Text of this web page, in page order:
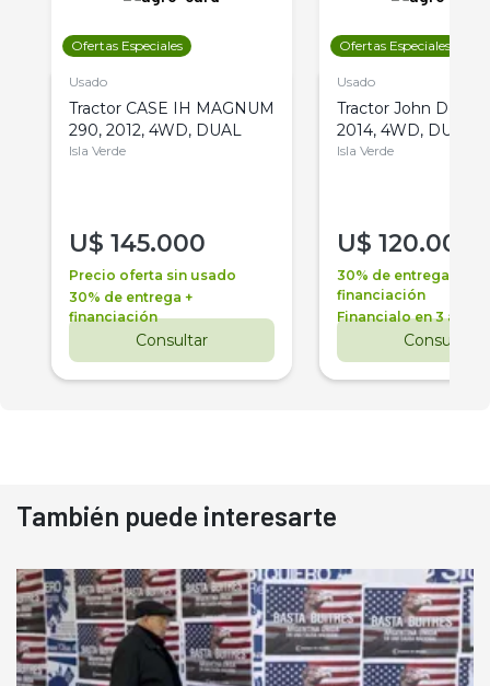
Ofertas Especiales
Usado
Tractor CASE IH MAGNUM
290, 2012, 4WD, DUAL
Isla Verde
U$ 145.000
Precio oferta sin usado
30% de entrega +
financiación
Consultar
Ofertas Especiales
Usado
Tractor John Deere
2014, 4WD, DUAL
Isla Verde
U$ 120.000
30% de entrega +
financiación
Financialo en 3 años
Consultar
También puede interesarte